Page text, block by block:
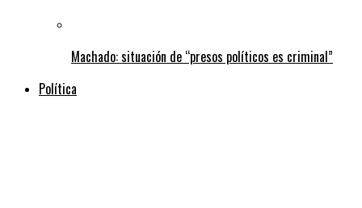
Machado: situación de “presos políticos es criminal”
Política